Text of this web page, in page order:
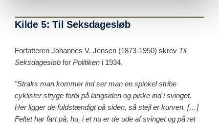
Kilde 5: Til Seksdagesløb
Forfatteren Johannes V. Jensen (1873-1950) skrev Til
Seksdagesløb for Politiken i 1934.
”Straks man kommer ind ser man en spinkel stribe
cyklister stryge forbi på langsiden og piske ind i svinget.
Her ligger de fuldstændigt på siden, så stejl er kurven. […]
Feltet har fart på, hu, i et nu er de ude af svinget og på ret